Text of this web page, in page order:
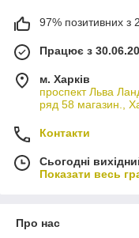
97% позитивних з
Працює з
м. Харків
проспект Льва
ряд 58 магазин.,
Контакти
Сьогодні
Показати весь
Про нас